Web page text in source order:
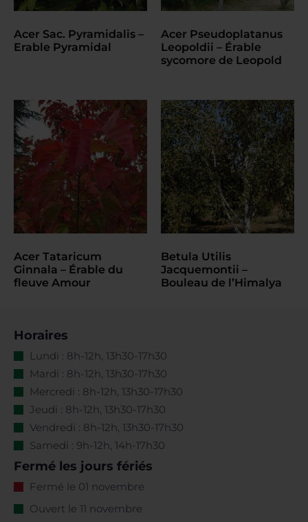
Acer Sac. Pyramidalis –
Erable Pyramidal
Acer Pseudoplatanus
Leopoldii – Érable
sycomore de Leopold
Acer Tataricum
Ginnala – Érable du
fleuve Amour
Betula Utilis
Jacquemontii –
Bouleau de l’Himalya
Horaires
Lundi : 8h-12h, 13h30-17h30
Mardi : 8h-12h, 13h30-17h30
Mercredi : 8h-12h, 13h30-17h30
Jeudi : 8h-12h, 13h30-17h30
Vendredi : 8h-12h, 13h30-17h30
Samedi : 9h-12h, 14h-17h30
Fermé les jours fériés
Fermé le 01 novembre
Ouvert le 11 novembre